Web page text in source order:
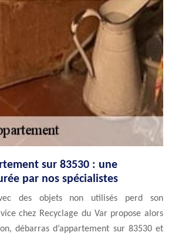
sur 83530 : une
par nos spécialistes
des objets non utilisés perd son
chez Recyclage du Var propose alors
débarras d’appartement sur 83530 et